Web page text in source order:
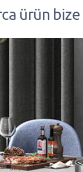
ürün bize